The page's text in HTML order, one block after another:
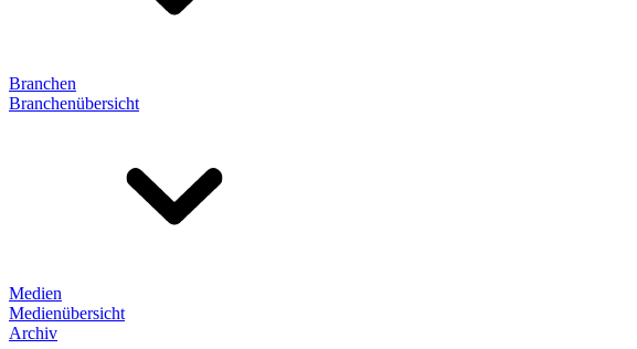
Branchen
Branchenübersicht
Medien
Medienübersicht
Archiv